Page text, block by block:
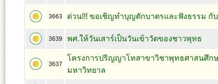
3663 ด่วน!!! ขอเชิญทำบุญตักบาตรและฟังธรรม กั
3639 พศ.ให้วันเสาร์เป็นวันเข้าวัดของชาวพุทธ
3637
โครงการปริญญาโทสาขาวิชาพุทธศาสนศึก
มหาวิทยาล